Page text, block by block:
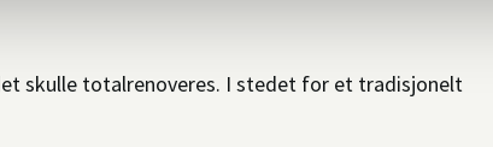
skulle totalrenoveres. I stedet for et tradisjonelt